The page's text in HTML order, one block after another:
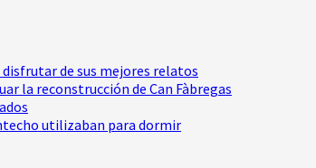
de sus mejores relatos
la reconstrucción de Can Fàbregas
utilizaban para dormir